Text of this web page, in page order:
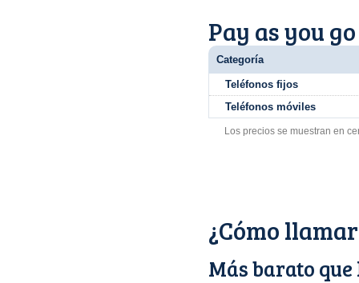
Pay as you
Categoría
Teléfonos fijos
Teléfonos móviles
Los precios se muestran en
¿Cómo
Más barato